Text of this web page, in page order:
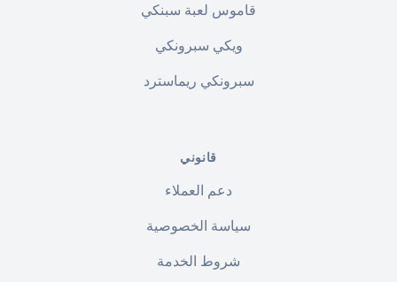
قاموس لعبة سبنكي
ويكي سبرونكي
سبرونكي ريماسترد
قانوني
دعم العملاء
سياسة الخصوصية
شروط الخدمة